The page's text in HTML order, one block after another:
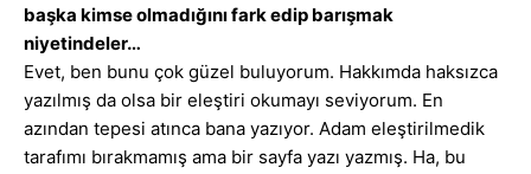
başka kimse olmadığını fark edip barışmak
niyetindeler…
Evet, ben bunu çok güzel buluyorum. Hakkımda haksızca
yazılmış da olsa bir eleştiri okumayı seviyorum. En
azından tepesi atınca bana yazıyor. Adam eleştirilmedik
tarafımı bırakmamış ama bir sayfa yazı yazmış. Ha, bu